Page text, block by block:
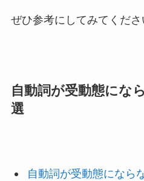
ぜひ参考にしてみてくださ
自動詞が受動態にな
選
自動詞が受動態になら